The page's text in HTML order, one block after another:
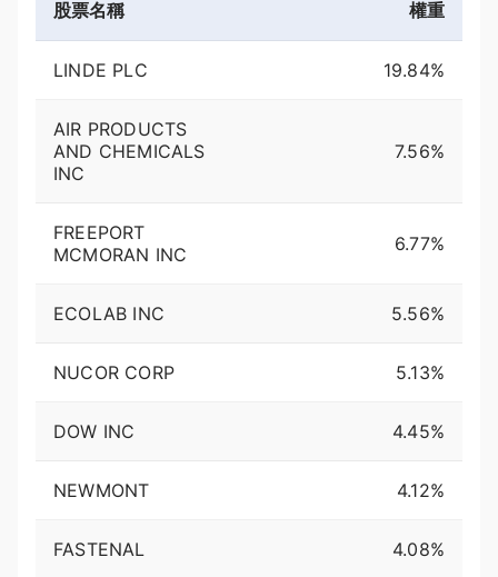
股票名稱 權重
LINDE PLC 19.84%
AIR PRODUCTS
AND CHEMICALS
INC
7.56%
FREEPORT
MCMORAN INC
6.77%
ECOLAB INC 5.56%
NUCOR CORP 5.13%
DOW INC 4.45%
NEWMONT 4.12%
FASTENAL 4.08%